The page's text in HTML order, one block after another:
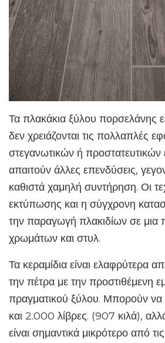
Τα πλακάκια ξύλου πορσελάνης
δεν χρειάζονται τις πολλαπλές
στεγανωτικών ή
απαιτούν άλλες επενδύσεις,
καθιστά χαμηλή συντήρηση. Οι
εκτύπωσης και η σύγχρονη
την παραγωγή πλακιδίων σε
χρωμάτων και στυλ.
Τα κεραμίδια είναι ελαφρύτερα
την πέτρα με την προστιθέμενη
πραγματικού ξύλου. Μπορούν να
και 2.000 λίβρες. (907 κιλά),
είναι σημαντικά μικρότερο από